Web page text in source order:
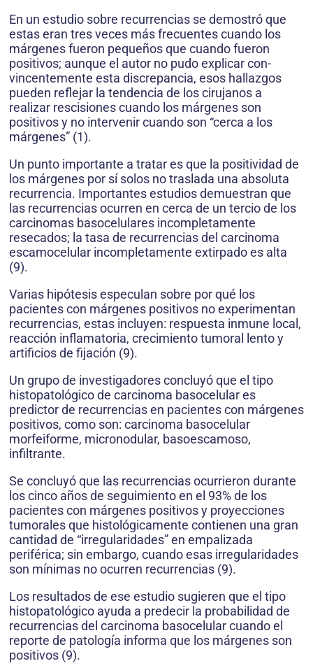
En un estudio sobre recurrencias se demostró que
estas eran tres veces más frecuentes cuando los
márgenes fueron pequeños que cuando fueron
positivos; aunque el autor no pudo explicar con­
vincentemente esta discrepancia, esos hallazgos
pueden reflejar la tendencia de los cirujanos a
realizar rescisiones cuando los márgenes son
positivos y no intervenir cuando son “cerca a los
márgenes” (1).
Un punto importante a tratar es que la positividad de
los márgenes por sí solos no traslada una abso­luta
recurrencia. Importantes estudios demuestran que
las recurrencias ocurren en cerca de un tercio de los
carcinomas basocelulares incompletamente
resecados; la tasa de recurrencias del carcinoma
escamocelular incompletamente extirpado es alta
(9).
Varias hipótesis especulan sobre por qué los
pacientes con márgenes positivos no experimentan
recurrencias, estas incluyen: respuesta inmune local,
reacción inflamatoria, crecimiento tumoral lento y
artificios de fijación (9).
Un grupo de inves­tigadores concluyó que el tipo
histopatológico de carcinoma basocelular es
predictor de recurrencias en pacientes con márgenes
positivos, como son: carcinoma basocelular
morfeiforme, micronodular, basoescamoso,
infiltrante.
Se concluyó que las recurrencias ocurrieron durante
los cinco años de seguimiento en el 93% de los
pacientes con márgenes positivos y proyecciones
tumorales que histológicamente contienen una gran
cantidad de “irregularidades” en empalizada
periférica; sin em­bargo, cuando esas irregularidades
son mínimas no ocurren recurrencias (9).
Los resultados de ese estudio sugieren que el tipo
histopatológico ayuda a predecir la probabilidad de
recurrencias del carcinoma basocelular cuando el
reporte de patología informa que los márgenes son
positivos (9).